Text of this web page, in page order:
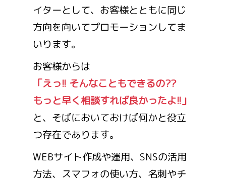
イターとして、お客様とともに同じ
方向を向いてプロモーションしてま
いります。
お客様からは
「えっ!! そんなこともできるの??
もっと早く相談すれば良かったよ!!」
と、そばにおいておけば何かと役立
つ存在であります。
WEBサイト作成や運用、SNSの活用
方法、スマフォの使い方、名刺やチ